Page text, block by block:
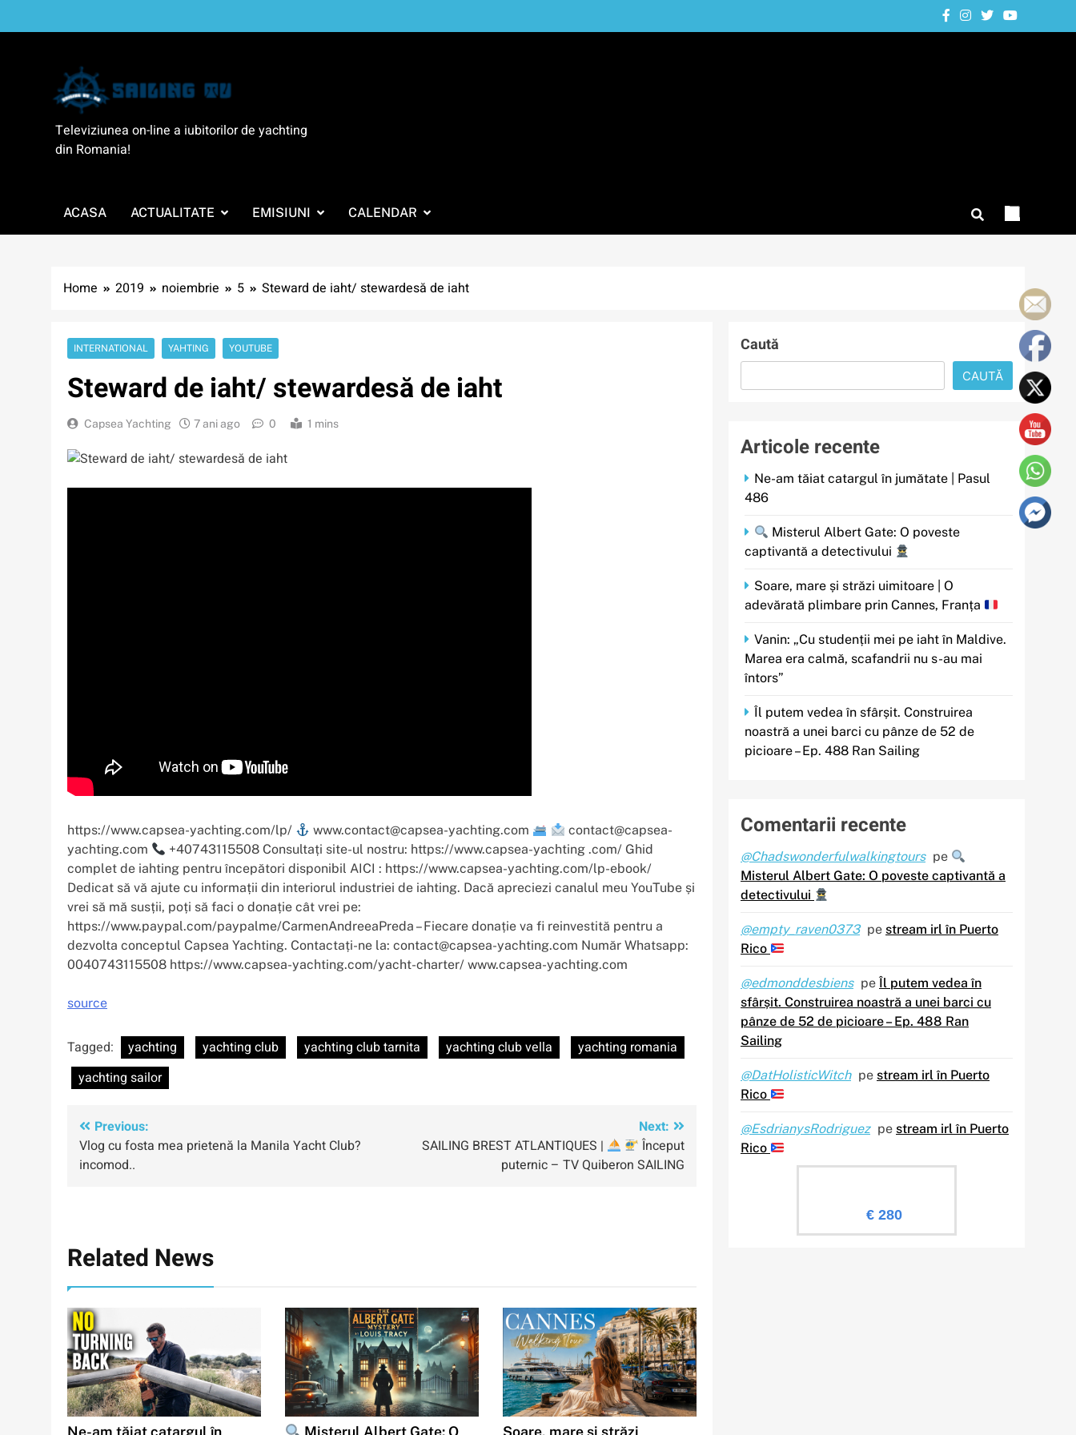
to
SailingTV
Televiziunea on-line a iubitorilor de yachting
din Romania!
ACASA ACTUALITATE EMISIUNI CALENDAR
Home 2019 noiembrie 5 Steward de iaht/ stewardesă de iaht
INTERNATIONAL YAHTING YOUTUBE
Steward de iaht/ stewardesă de iaht
Capsea Yachting 7 ani ago 0 1 mins
https://www.capsea-yachting.com/lp/ www.contact@capsea-yachting.com
contact@capsea-
yachting.com
+40743115508 Consultați site-ul nostru: https://www.capsea-yachting .com/ Ghid
complet de iahting pentru începători disponibil AICI : https://www.capsea-yachting.com/lp-ebook/
Dedicat să vă ajute cu informații din interiorul industriei de iahting. Dacă apreciezi canalul meu YouTube și
vrei să mă susții, poți să faci o donație cât vrei pe:
https://www.paypal.com/paypalme/CarmenAndreeaPreda – Fiecare donație va fi reinvestită pentru a
dezvolta conceptul Capsea Yachting. Contactați-ne la: contact@capsea-yachting.com Număr Whatsapp:
0040743115508 https://www.capsea-yachting.com/yacht-charter/ www.capsea-yachting.com
source
Tagged: yachting yachting club yachting club tarnita yachting club vella
yachting romania
yachting sailor
Navigare
în
Previous:
Vlog cu fosta mea prietenă la Manila Yacht Club?
incomod..
Next:
SAILING BREST ATLANTIQUES |
Început
puternic – TV Quiberon SAILING
Related News
Caută
CAUTĂ
Articole recente
Ne-am tăiat catargul în jumătate | Pasul
486
Misterul Albert Gate: O poveste
captivantă a detectivului
Soare, mare și străzi uimitoare | O
adevărată plimbare prin Cannes, Franța
Vanin: „Cu studenții mei pe iaht în Maldive.
Marea era calmă, scafandrii nu s-au mai
întors”
Îl putem vedea în sfârșit. Construirea
noastră a unei barci cu pânze de 52 de
picioare – Ep. 488 Ran Sailing
Comentarii recente
@Chadswonderfulwalkingtours pe
Misterul Albert Gate: O poveste captivantă a
detectivului
@empty_raven0373 pe stream irl în Puerto
Rico
@edmonddesbiens pe Îl putem vedea în
sfârșit. Construirea noastră a unei barci cu
pânze de 52 de picioare – Ep. 488 Ran
Sailing
@DatHolisticWitch pe stream irl în Puerto
Rico
@EsdrianysRodriguez pe stream irl în Puerto
Rico
€ 280